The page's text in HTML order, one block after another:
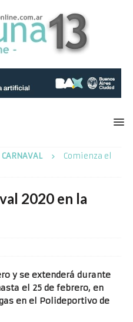
CARNAVAL
Comienza el
2020 en la
y se extenderá durante
el 25 de febrero, en
en el Polideportivo de